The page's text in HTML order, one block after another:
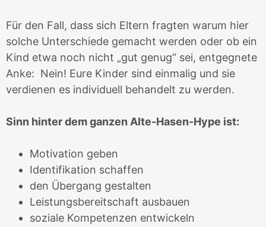
Für den Fall, dass sich Eltern fragten warum hier
solche Unterschiede gemacht werden oder ob ein
Kind etwa noch nicht „gut genug“ sei, entgegnete
Anke: Nein! Eure Kinder sind einmalig und sie
verdienen es individuell behandelt zu werden.
Sinn hinter dem ganzen Alte-Hasen-Hype ist:
Motivation geben
Identifikation schaffen
den Übergang gestalten
Leistungsbereitschaft ausbauen
soziale Kompetenzen entwickeln